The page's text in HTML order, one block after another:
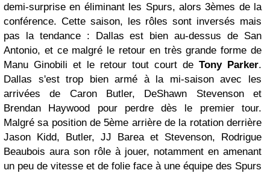
demi-surprise en éliminant les Spurs, alors 3èmes de la
conférence. Cette saison, les rôles sont inversés mais
pas la tendance : Dallas est bien au-dessus de San
Antonio, et ce malgré le retour en très grande forme de
Manu Ginobili et le retour tout court de Tony Parker.
Dallas s'est trop bien armé à la mi-saison avec les
arrivées de Caron Butler, DeShawn Stevenson et
Brendan Haywood pour perdre dès le premier tour.
Malgré sa position de 5ème arrière de la rotation derrière
Jason Kidd, Butler, JJ Barea et Stevenson, Rodrigue
Beaubois aura son rôle à jouer, notamment en amenant
un peu de vitesse et de folie face à une équipe des Spurs